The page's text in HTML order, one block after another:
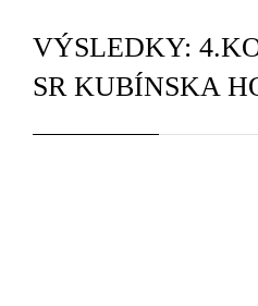
VÝSLEDKY:
SR KUBÍNSKA